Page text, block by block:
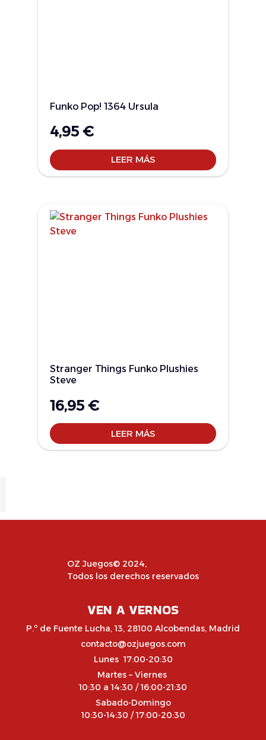
Funko Pop! 1364 Ursula
4,95 €
LEER MÁS
Stranger Things Funko Plushies
Steve
16,95 €
LEER MÁS
OZ Juegos© 2024,
Todos los derechos reservados
VEN A VERNOS
P.º de Fuente Lucha, 13, 28100 Alcobendas, Madrid
contacto@ozjuegos.com
Lunes 17:00-20:30
Martes – Viernes
10:30 a 14:30 / 16:00-21:30
Sabado-Domingo
10:30-14:30 / 17:00-20:30